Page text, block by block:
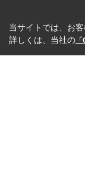
当サイトでは、お
詳しくは、当社の